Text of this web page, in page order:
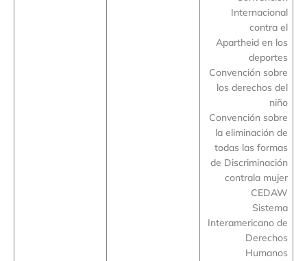
Internacional
contra el
Apartheid en los
deportes
Convención sobre
los derechos del
niño
Convención sobre
la eliminación de
todas las formas
de Discriminación
contrala mujer
CEDAW
Sistema
Interamericano de
Derechos
Humanos